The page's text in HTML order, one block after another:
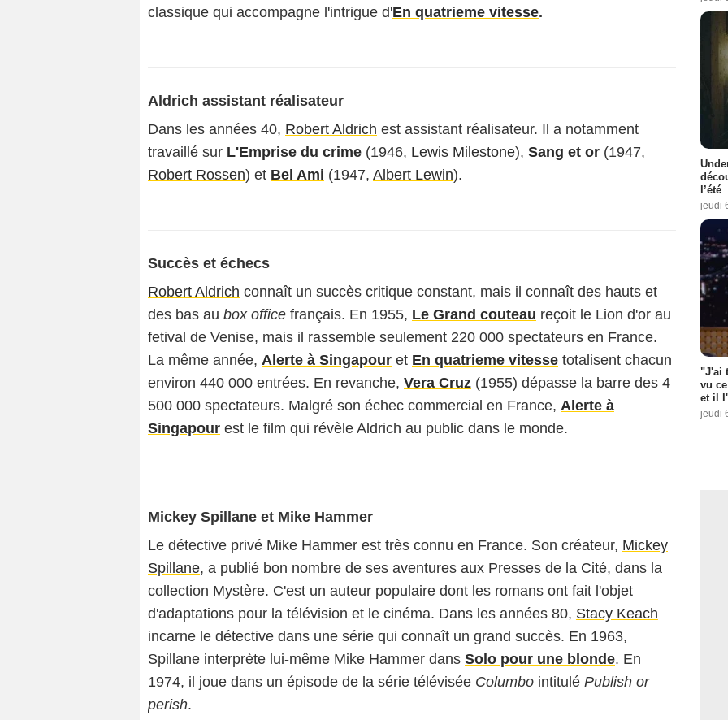
classique qui accompagne l'intrigue d'En quatrieme vitesse.
Aldrich assistant réalisateur
Dans les années 40, Robert Aldrich est assistant réalisateur. Il a notamment
travaillé sur L'Emprise du crime (1946, Lewis Milestone), Sang et or (1947,
Robert Rossen) et Bel Ami (1947, Albert Lewin).
Succès et échecs
Robert Aldrich connaît un succès critique constant, mais il connaît des hauts et
des bas au box office français. En 1955, Le Grand couteau reçoit le Lion d'or au
fetival de Venise, mais il rassemble seulement 220 000 spectateurs en France.
La même année, Alerte à Singapour et En quatrieme vitesse totalisent chacun
environ 440 000 entrées. En revanche, Vera Cruz (1955) dépasse la barre des 4
500 000 spectateurs. Malgré son échec commercial en France, Alerte à
Singapour est le film qui révèle Aldrich au public dans le monde.
Mickey Spillane et Mike Hammer
Le détective privé Mike Hammer est très connu en France. Son créateur, Mickey
Spillane, a publié bon nombre de ses aventures aux Presses de la Cité, dans la
collection Mystère. C'est un auteur populaire dont les romans ont fait l'objet
d'adaptations pour la télévision et le cinéma. Dans les années 80, Stacy Keach
incarne le détective dans une série qui connaît un grand succès. En 1963,
Spillane interprète lui-même Mike Hammer dans Solo pour une blonde. En
1974, il joue dans un épisode de la série télévisée Columbo intitulé Publish or
perish.
l’été
jeudi
"J'ai
vu
et il
jeudi